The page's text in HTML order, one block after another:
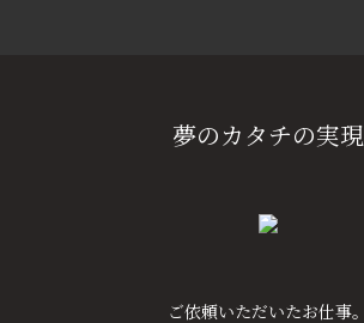
夢のカタチの実現
ご依頼いただいたお仕事。